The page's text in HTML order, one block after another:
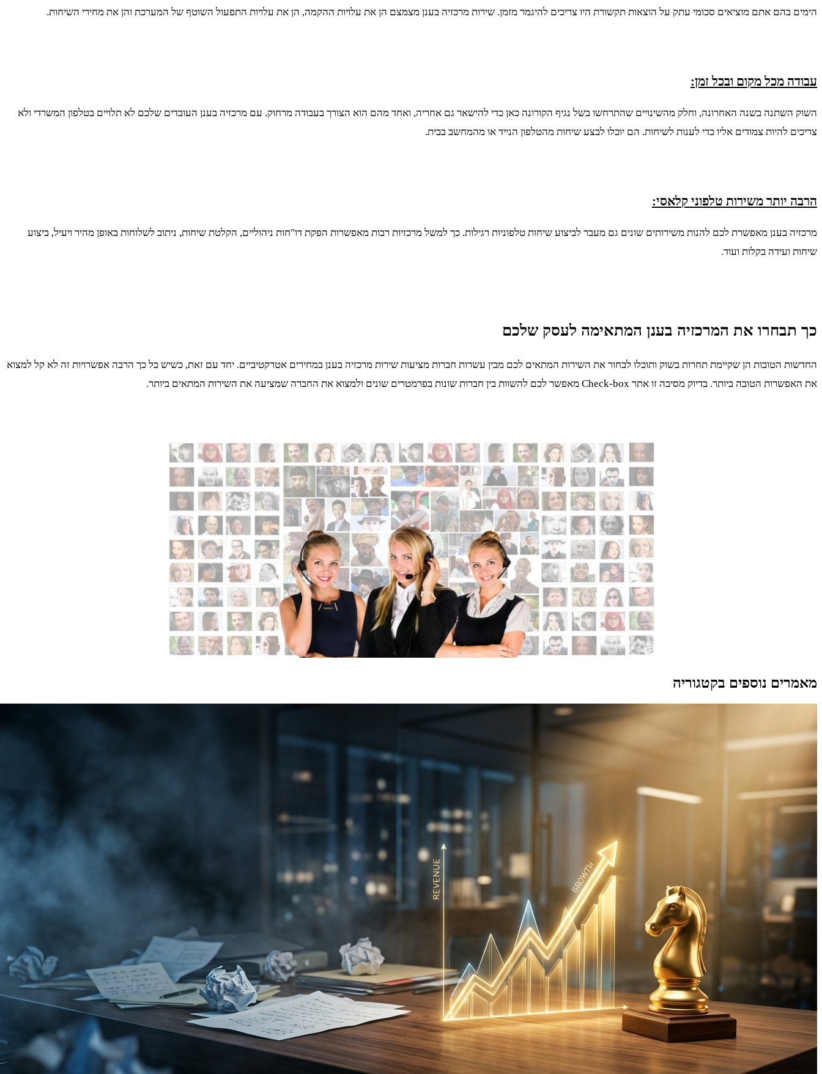
הימים בהם אתם מוציאים סכומי עתק על הוצאות תקשורת היו צריכים להיגמר מזמן. שירות מרכזיה בענן מצמצם הן את עלויות ההקמה, הן את עלויות התפעול השוטף של המערכת והן את מחירי השיחות.
עבודה מכל מקום ובכל זמן:
השוק השתנה בשנה האחרונה, וחלק מהשינויים שהתרחשו בשל נגיף הקורונה כאן כדי להישאר גם אחריה, ואחד מהם הוא הצורך בעבודה מרחוק. עם מרכזיה בענן העובדים שלכם לא תלויים בטלפון המשרדי ולא
צריכים להיות צמודים אליו כדי לענות לשיחות. הם יוכלו לבצע שיחות מהטלפון הנייד או מהמחשב בבית.
הרבה יותר משירות טלפוני קלאסי:
מרכזיה בענן מאפשרת לכם להנות משירותים שונים גם מעבר לביצוע שיחות טלפוניות רגילות. כך למשל מרכזיות רבות מאפשרות הפקת דו"חות ניהוליים, הקלטת שיחות, ניתוב לשלוחות באופן מהיר ויעיל, ביצוע
שיחות ועידה בקלות ועוד.
כך תבחרו את המרכזיה בענן המתאימה לעסק שלכם
החדשות הטובות הן שקיימת תחרות בשוק ותוכלו לבחור את השירות המתאים לכם מבין עשרות חברות מציעות שירות מרכזיה בענן במחירים אטרקטיביים. יחד עם זאת, כשיש כל כך הרבה אפשרויות זה לא קל למצוא
את האפשרות הטובה ביותר. בדיוק מסיבה זו אתר Check-box מאפשר לכם להשוות בין חברות שונות בפרמטרים שונים ולמצוא את החברה שמציעה את השירות המתאים ביותר.
מאמרים נוספים בקטגוריה